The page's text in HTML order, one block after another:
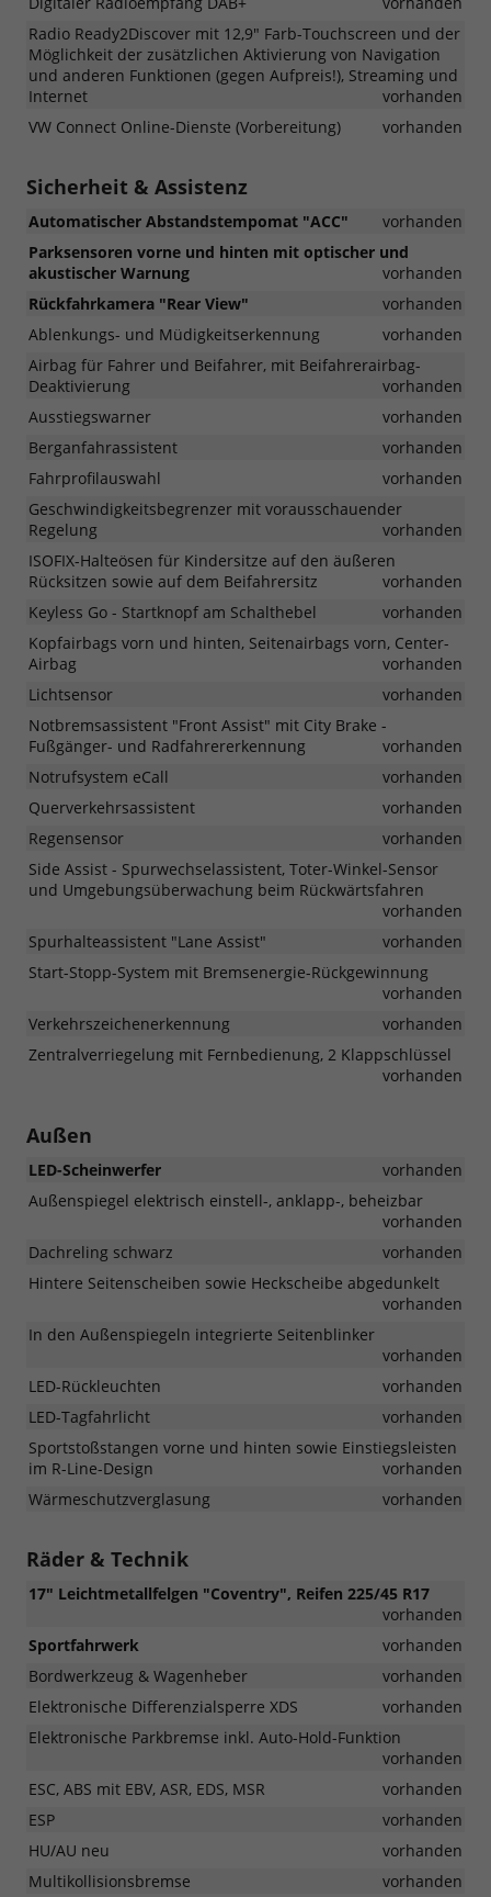
Radio Ready2Discover mit 12,9" Farb-Touchscreen und der
Möglichkeit der zusätzlichen Aktivierung von Navigation
und anderen Funktionen (gegen Aufpreis!), Streaming und
Internet
vorhanden
VW Connect Online-Dienste (Vorbereitung)
vorhanden
Sicherheit & Assistenz
Automatischer Abstandstempomat "ACC"
vorhanden
Parksensoren vorne und hinten mit optischer und
akustischer Warnung
vorhanden
Rückfahrkamera "Rear View"
vorhanden
Ablenkungs- und Müdigkeitserkennung
vorhanden
Airbag für Fahrer und Beifahrer, mit Beifahrerairbag-
Deaktivierung
vorhanden
Ausstiegswarner
vorhanden
Berganfahrassistent
vorhanden
Fahrprofilauswahl
vorhanden
Geschwindigkeitsbegrenzer mit vorausschauender
Regelung
vorhanden
ISOFIX-Halteösen für Kindersitze auf den äußeren
Rücksitzen sowie auf dem Beifahrersitz
vorhanden
Keyless Go - Startknopf am Schalthebel
vorhanden
Kopfairbags vorn und hinten, Seitenairbags vorn, Center-
Airbag
vorhanden
Lichtsensor
vorhanden
Notbremsassistent "Front Assist" mit City Brake -
Fußgänger- und Radfahrererkennung
vorhanden
Notrufsystem eCall
vorhanden
Querverkehrsassistent
vorhanden
Regensensor
vorhanden
Side Assist - Spurwechselassistent, Toter-Winkel-Sensor
und Umgebungsüberwachung beim Rückwärtsfahren
vorhanden
Spurhalteassistent "Lane Assist"
vorhanden
Start-Stopp-System mit Bremsenergie-Rückgewinnung
vorhanden
Verkehrszeichenerkennung
vorhanden
Zentralverriegelung mit Fernbedienung, 2 Klappschlüssel
vorhanden
Außen
LED-Scheinwerfer
vorhanden
Außenspiegel elektrisch einstell-, anklapp-, beheizbar
vorhanden
Dachreling schwarz
vorhanden
Hintere Seitenscheiben sowie Heckscheibe abgedunkelt
vorhanden
In den Außenspiegeln integrierte Seitenblinker
vorhanden
LED-Rückleuchten
vorhanden
LED-Tagfahrlicht
vorhanden
Sportstoßstangen vorne und hinten sowie Einstiegsleisten
im R-Line-Design
vorhanden
Wärmeschutzverglasung
vorhanden
Räder & Technik
17" Leichtmetallfelgen "Coventry", Reifen 225/45 R17
vorhanden
Sportfahrwerk
vorhanden
Bordwerkzeug & Wagenheber
vorhanden
Elektronische Differenzialsperre XDS
vorhanden
Elektronische Parkbremse inkl. Auto-Hold-Funktion
vorhanden
ESC, ABS mit EBV, ASR, EDS, MSR
vorhanden
ESP
vorhanden
HU/AU neu
vorhanden
Multikollisionsbremse
vorhanden